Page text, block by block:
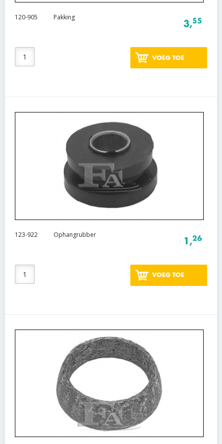
120-905 Pakking
3,55
VOEG TOE
123-922 Ophangrubber
1,26
VOEG TOE